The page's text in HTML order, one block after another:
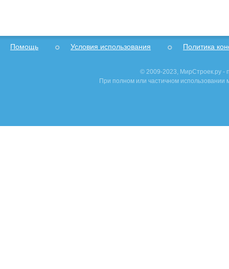
Помощь Условия использования Политика
© 2009-2023, МирСтроек.ру -
При полном или частичном использовании